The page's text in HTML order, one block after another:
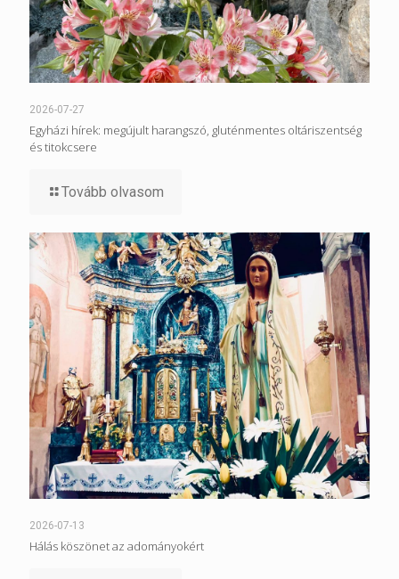
2026-07-27
Egyházi hírek: megújult harangszó, gluténmentes oltáriszentség
és titokcsere
Tovább olvasom
2026-07-13
Hálás köszönet az adományokért